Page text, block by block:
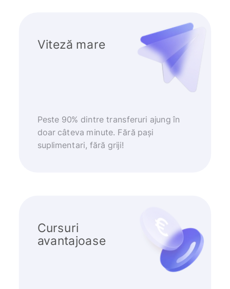
Viteză mare
Peste 90% dintre transferuri ajung în
doar câteva minute. Fără pași
suplimentari, fără griji!
Cursuri
avantajoase